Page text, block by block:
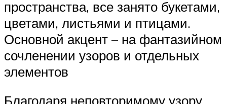
пространства, все занято букетами,
цветами, листьями и птицами.
Основной акцент – на фантазийном
сочленении узоров и отдельных
элементов
Благодаря неповторимому узору,